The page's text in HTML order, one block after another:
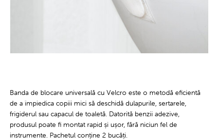
Banda de blocare universală cu Velcro este o metodă eficientă
de a împiedica copiii mici să deschidă dulapurile, sertarele,
frigiderul sau capacul de toaletă. Datorită benzii adezive,
produsul poate fi montat rapid și ușor, fără niciun fel de
instrumente. Pachetul conține 2 bucăți.